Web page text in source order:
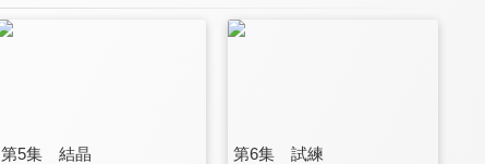
第5集 結晶 第6集 試練